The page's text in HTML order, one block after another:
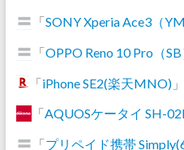
「SONY Xperia Ace3（YM
「OPPO Reno 10 Pro（SB
「iPhone SE2(楽天MNO)」
「AQUOSケータイ SH-
「プリペイド携帯